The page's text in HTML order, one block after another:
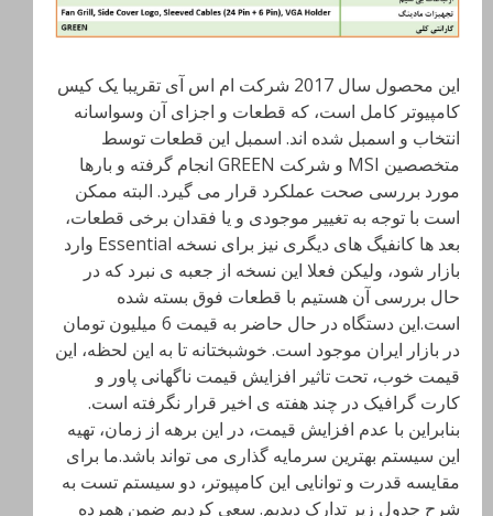
این محصول سال 2017 شرکت ام اس آی تقریبا یک کیس
کامپیوتر کامل است، که قطعات و اجزای آن وسواسانه
انتخاب و اسمبل شده اند. اسمبل این قطعات توسط
متخصصین MSI و شرکت GREEN انجام گرفته و بارها
مورد بررسی صحت عملکرد قرار می گیرد. البته ممکن
است با توجه به تغییر موجودی و یا فقدان برخی قطعات،
بعد ها کانفیگ های دیگری نیز برای نسخه Essential وارد
بازار شود، ولیکن فعلا این نسخه از جعبه ی نبرد که در
حال بررسی آن هستیم با قطعات فوق بسته شده
است.این دستگاه در حال حاضر به قیمت 6 میلیون تومان
در بازار ایران موجود است. خوشبختانه تا به این لحظه، این
قیمت خوب، تحت تاثیر افزایش قیمت ناگهانی پاور و
کارت گرافیک در چند هفته ی اخیر قرار نگرفته است.
بنابراین با عدم افزایش قیمت، در این برهه از زمان، تهیه
این سیستم بهترین سرمایه گذاری می تواند باشد.ما برای
مقایسه قدرت و توانایی این کامپیوتر، دو سیستم تست به
شرح جدول زیر تدارک دیدیم. سعی کردیم ضمن همرده